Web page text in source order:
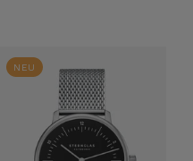
NEU